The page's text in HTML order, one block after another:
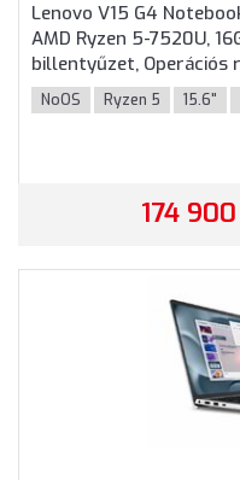
Lenovo V15 G4
AMD Ryzen 5-7520U,
billentyűzet, Operációs
Fekete színben
NoOS Ryzen 5 15.6"
174